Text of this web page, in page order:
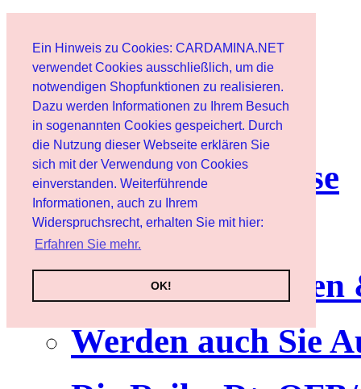
Ein Hinweis zu Cookies: CARDAMINA.NET
verwendet Cookies ausschließlich, um die
notwendigen Shopfunktionen zu realisieren.
Dazu werden Informationen zu Ihrem Besuch
in sogenannten Cookies gespeichert. Durch
die Nutzung dieser Webseite erklären Sie
sich mit der Verwendung von Cookies
einverstanden. Weiterführende
Informationen, auch zu Ihrem
Widerspruchsrecht, erhalten Sie mit hier:
Erfahren Sie mehr.
OK!
Benutzer
Newsletter
Nutzungshinweise
Service
Werden auch Sie